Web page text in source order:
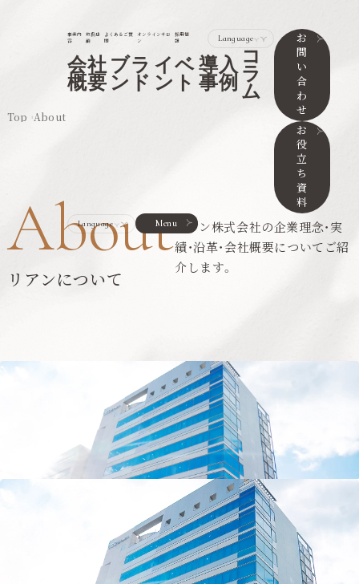
事業内
容
取扱店
舗
よくあるご質
問
オンラインサロ
ン
採用情
報
会社
概要
ブラ
ンド
イベ
ント
導入
事例
コ
ラ
ム
お
問
い
合
わ
せ
お
役
立
ち
資
料
Menu
Top About
About
リアンについて
リアン株式会社の企業理念・実
績・沿革・会社概要についてご紹
介します。